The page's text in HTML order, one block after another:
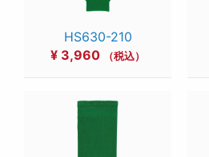
HS630-210
¥ 3,960 （税込）